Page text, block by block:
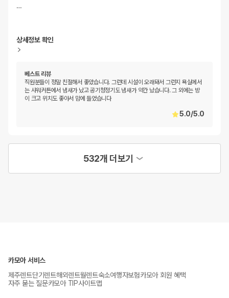
…
상세정보 확인
베스트 리뷰
직원분들이 정말 친절해서 좋았습니다. 그런데 시설이 오래돼서 그런지 욕실에서
는 샤워커튼에서 냄새가 났고 공기청정기도 냄새가 약간 났습니다. 그 외에는 방
이 크고 위치도 좋아서 맘에 들었습니다
5.0/5.0
532개 더보기
카모아 서비스
제주렌트단기렌트해외렌트월렌트숙소여행자보험카모아 회원 혜택
자주 묻는 질문카모아 TIP사이트맵